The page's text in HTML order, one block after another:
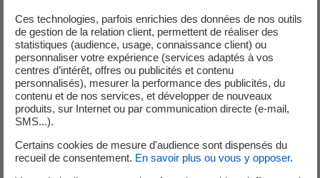
contrôles sur les installations afin de garantir la
conformité et la fiabilité des équipements. Relevés de
production et de consommation, contrôles de pression,
installation de capteurs (pression, débit), analyse et
transmission des données : ses missions s’inscrivent au
cœur de la performance industrielle et de la sûreté.
intervenons sur l’ensemble de l’installation, avec un réel
Ces technologies, parfois enrichies des données de nos outils
de gestion de la relation client, permettent de réaliser des
statistiques (audience, usage, connaissance client) ou
personnaliser votre expérience (services adaptés à vos
centres d’intérêt, offres ou publicités et contenu
personnalisés), mesurer la performance des publicités, du
contenu et de nos services, et développer de nouveaux
produits, sur Internet ou par communication directe (e-mail,
SMS...).
Certains cookies de mesure d'audience sont dispensés du
recueil de consentement. En savoir plus ou vous y opposer.